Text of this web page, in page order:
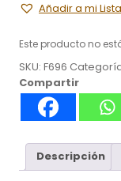
Añadir a mi
Este producto no
SKU: F696
Compartir
Descripción